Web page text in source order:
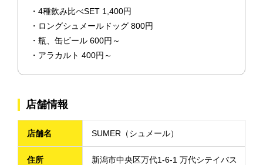
・4種飲み比べSET 1,400円
・ロングシュメールドッグ 800円
・瓶、缶ビール 600円～
・アラカルト 400円～
店舗情報
店舗名 SUMER（シュメール）
住所
新潟市中央区万代1-6-1 万代シテイバス